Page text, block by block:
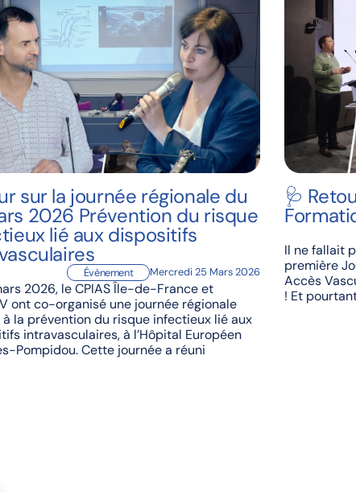
sur la journée régionale du
2026 Prévention du risque
lié aux dispositifs
Mercredi 25 Mars 2026
Évènement
2026, le CPIAS Île-de-France et
ont co-organisé une journée régionale
la prévention du risque infectieux lié aux
intravasculaires, à l’Hôpital Européen
Pompidou. Cette journée a réuni
🩺
Il ne fallait
première
Accès
! Et